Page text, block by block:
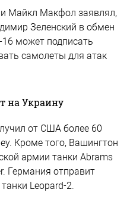
Майкл Макфол заявлял,
Зеленский в обмен
16 может подписать
самолеты для атак
на Украину
от США более 60
Кроме того, Вашингтон
армии танки Abrams
Германия отправит
Leopard-2.